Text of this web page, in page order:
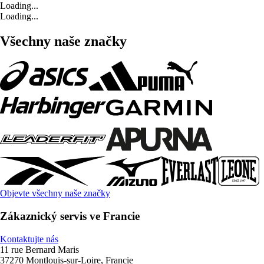
Loading...
Loading...
Všechny naše značky
Objevte všechny naše značky
Zákaznický servis ve Francie
Kontaktujte nás
11 rue Bernard Maris
37270 Montlouis-sur-Loire, Francie